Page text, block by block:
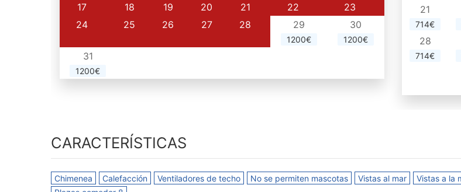
17 18 19 20 21 22
23
24
25 26 27 28 29
1200€
30
1200€
31
1200€
21
714€
28
714€
CARACTERÍSTICAS
Chimenea Calefacción Ventiladores de techo No se permiten mascotas Vistas al mar Vistas a la